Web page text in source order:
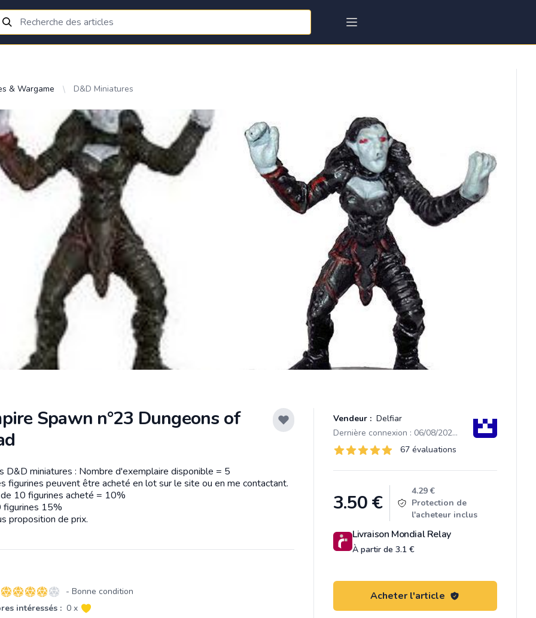
& Wargame D&D Miniatures
Spawn n°23 Dungeons of
Vendeur : Delfiar
Dernière connexion : 06/08/2026 05:36
Évaluations
67 sur 5 étoiles 67 évaluations
Product information
3.50€
4.29 €
Protection de
l'acheteur inclus
Livraison Mondial Relay
À partir de 3.1 €
Acheter l'article
D&D miniatures : Nombre d'exemplaire disponible = 5
figurines peuvent être acheté en lot sur le site ou en me contactant.
10 figurines acheté = 10%
figurines 15%
proposition de prix.
4 sur 5 étoiles
- Bonne condition
intéressés : 0 x